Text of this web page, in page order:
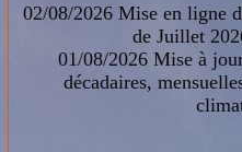
02/08/2026 Mise en ligne
de Juillet
01/08/2026 Mise à
décadaires,